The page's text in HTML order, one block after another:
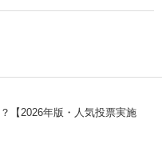
【2026年版・人気投票実施